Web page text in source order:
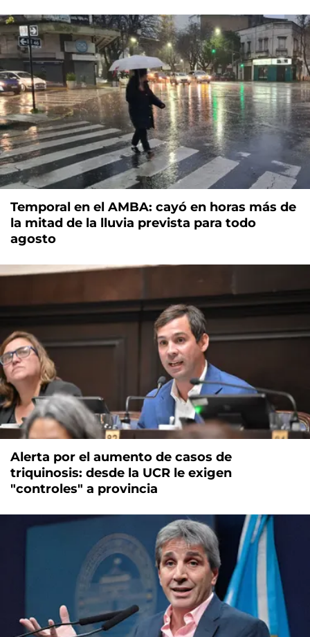
Temporal en el AMBA: cayó en horas más de
la mitad de la lluvia prevista para todo
agosto
Alerta por el aumento de casos de
triquinosis: desde la UCR le exigen
"controles" a provincia